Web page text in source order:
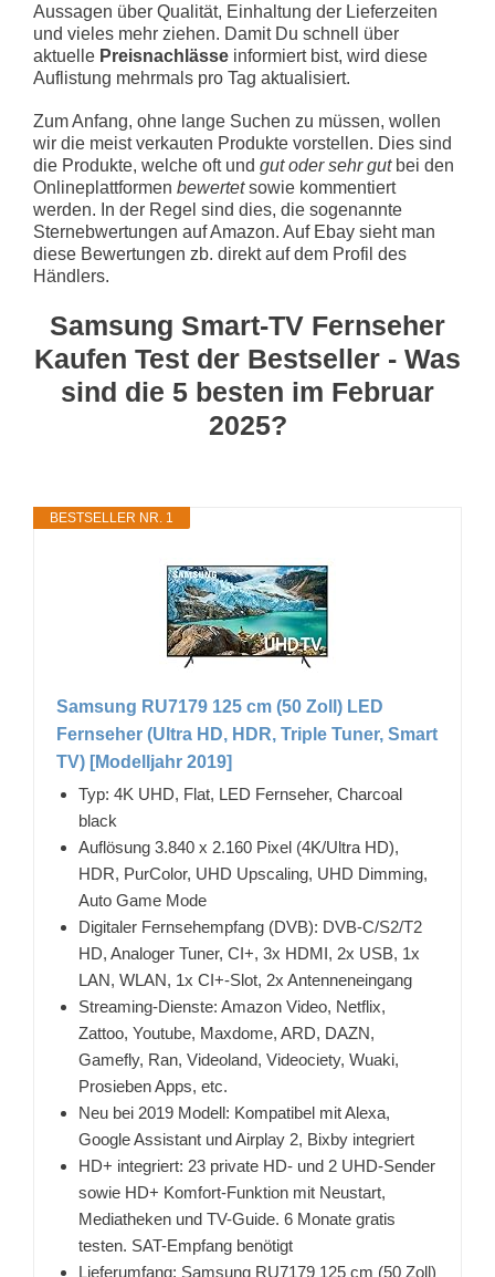
Aussagen über Qualität, Einhaltung der Lieferzeiten
und vieles mehr ziehen. Damit Du schnell über
aktuelle Preisnachlässe informiert bist, wird diese
Auflistung mehrmals pro Tag aktualisiert.
Zum Anfang, ohne lange Suchen zu müssen, wollen
wir die meist verkauten Produkte vorstellen. Dies sind
die Produkte, welche oft und gut oder sehr gutbei den
Onlineplattformen bewertetsowie kommentiert
werden. In der Regel sind dies, die sogenannte
Sternebwertungen auf Amazon. Auf Ebay sieht man
diese Bewertungen zb. direkt auf dem Profil des
Händlers.
Samsung Smart-TV Fernseher
Kaufen Test der Bestseller - Was
sind die 5 besten im Februar
2025?
BESTSELLER NR. 1
Samsung RU7179 125 cm (50 Zoll) LED
Fernseher (Ultra HD, HDR, Triple Tuner, Smart
TV) [Modelljahr 2019]
Typ: 4K UHD, Flat, LED Fernseher, Charcoal
black
Auflösung 3.840 x 2.160 Pixel (4K/Ultra HD),
HDR, PurColor, UHD Upscaling, UHD Dimming,
Auto Game Mode
Digitaler Fernsehempfang (DVB): DVB-C/S2/T2
HD, Analoger Tuner, CI+, 3x HDMI, 2x USB, 1x
LAN, WLAN, 1x CI+-Slot, 2x Antenneneingang
Streaming-Dienste: Amazon Video, Netflix,
Zattoo, Youtube, Maxdome, ARD, DAZN,
Gamefly, Ran, Videoland, Videociety, Wuaki,
Prosieben Apps, etc.
Neu bei 2019 Modell: Kompatibel mit Alexa,
Google Assistant und Airplay 2, Bixby integriert
HD+ integriert: 23 private HD- und 2 UHD-Sender
sowie HD+ Komfort-Funktion mit Neustart,
Mediatheken und TV-Guide. 6 Monate gratis
testen. SAT-Empfang benötigt
Lieferumfang: Samsung RU7179 125 cm (50 Zoll)